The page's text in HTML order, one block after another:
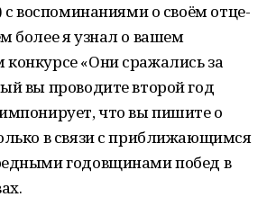
с воспоминаниями о своём отце-
более я узнал о вашем
конкурсе «Они сражались за
вы проводите второй год
что вы пишите о
в связи с приближающимся
годовщинами побед в